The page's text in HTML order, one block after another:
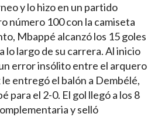
y lo hizo en un partido
número 100 con la camiseta
Mbappé alcanzó los 15 goles
lo largo de su carrera. Al inicio
error insólito entre el arquero
entregó el balón a Dembélé,
para el 2-0. El gol llegó a los 8
y selló